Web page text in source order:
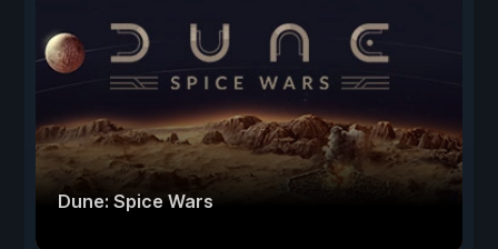
Dune: Spice Wars